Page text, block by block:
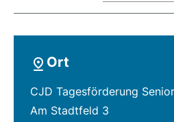
Ort
CJD Tagesförderung
Am Stadtfeld 3